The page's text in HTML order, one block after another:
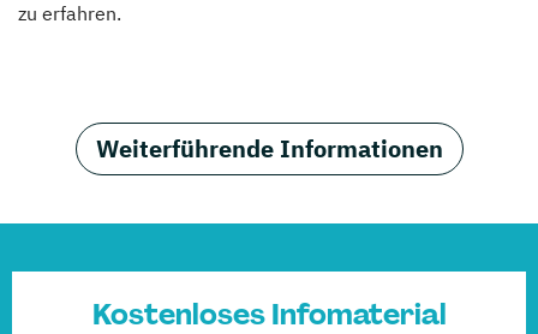
zu erfahren.
Weiterführende Informationen
Kostenloses Infomaterial